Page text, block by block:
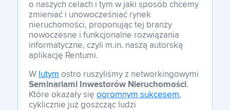
o naszych celach i tym w jaki sposób chcemy
zmieniać i unowocześniać rynek
nieruchomości, proponując tej branży
nowoczesne i funkcjonalne rozwiązania
informatyczne, czyli m.in. naszą autorską
aplikację Rentumi.
W lutym ostro ruszyliśmy z networkingowymi
Seminariami Inwestorów Nieruchomości.
Które okazały się ogromnym sukcesem,
cyklicznie już goszcząc ludzi